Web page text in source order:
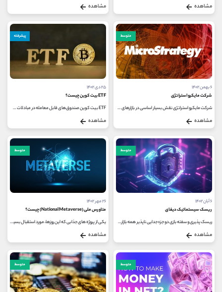
مشاهده مشاهده
متوسط
۶ بهمن ۱۴۰۲
شرکت مایکرو استراتژی
شرکت مایکرو استراتژی نقش بسیار اساسی در بازارهای مالی دارد، به گونه ای که هر وقت خبری از خریدهای کوچک یا بزرگ نهنگ های بیت...
مشاهده
پیشرفته
۲۵ دی ۱۴۰۲
ETF بیت کوین چیست؟
ETF بیت کوین صندوق‌های قابل معامله در مبادلات هستند که قیمت بیت کوین را از طریق مشتقات، بازارهای نقدی یا مالکیت بیت کوین دنبال...
مشاهده
متوسط
۶ آبان ۱۴۰۲
ریسک سیستماتیک دیفای
ریسک پذیری و سفته بازی دو جزء جدایی ناپذیر همه بازارهای اقتصادی و مالی هستند. تاریخ نشان می دهد که بدون قوانین مناسب، تدابیر...
مشاهده
متوسط
۲۶ مهر ۱۴۰۲
متاورس ملی (National Metaverse) چیست؟
یکی از پروژه های جذابی که این روزها، مورد استقبال بسیاری از کاربران در فضای مجازی قرار گرفته است، متاورس ملی است اما سوال اینجاست...
مشاهده
متوسط متوسط